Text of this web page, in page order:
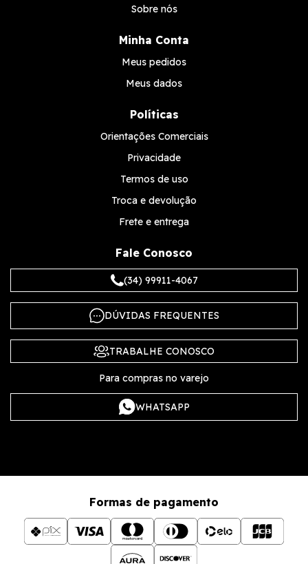
Sobre nós
Minha Conta
Meus pedidos
Meus dados
Políticas
Orientações Comerciais
Privacidade
Termos de uso
Troca e devolução
Frete e entrega
Fale Conosco
(34) 99911-4067
DÚVIDAS FREQUENTES
TRABALHE CONOSCO
Para compras no varejo
WHATSAPP
Formas de pagamento